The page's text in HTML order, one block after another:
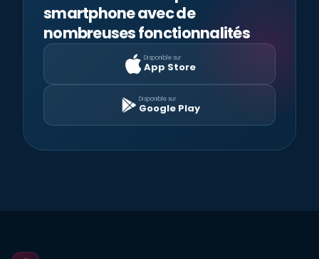
smartphone avec de
nombreuses fonctionnalités
Disponible sur
App Store
Disponible sur
Google Play